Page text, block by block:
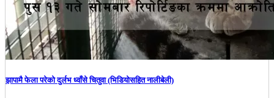
झापामै फेला परेको दुर्लभ ध्वाँसे चितुवा (भिडियोसहित नालीबेली)